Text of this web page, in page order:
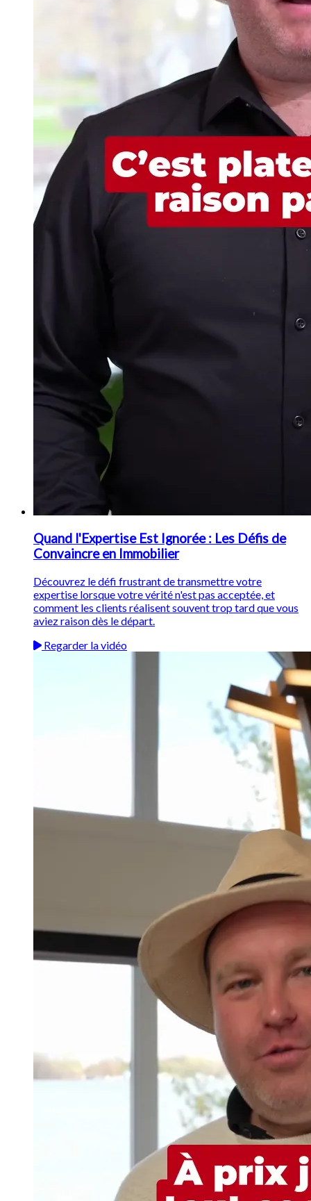
Quand l'Expertise Est Ignorée : Les Défis de
Convaincre en Immobilier
Découvrez le défi frustrant de transmettre votre
expertise lorsque votre vérité n'est pas acceptée, et
comment les clients réalisent souvent trop tard que vous
aviez raison dès le départ.
Regarder la vidéo